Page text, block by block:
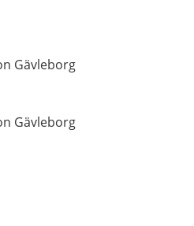
Gävleborg
Gävleborg